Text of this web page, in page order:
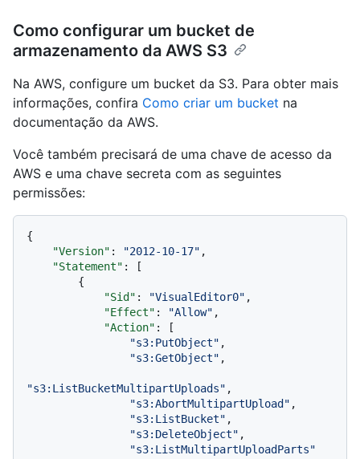
Como configurar um bucket de
armazenamento da AWS S3
Na AWS, configure um bucket da S3. Para obter mais
informações, confira Como criar um bucket na
documentação da AWS.
Você também precisará de uma chave de acesso da
AWS e uma chave secreta com as seguintes
permissões:
{
"Version" : "2012-10-17" ,
"Statement" :
[
{
"Sid" : "VisualEditor0" ,
"Effect" : "Allow" ,
"Action" :
[
"s3:PutObject" ,
"s3:GetObject" ,
"s3:ListBucketMultipartUploads" ,
"s3:AbortMultipartUpload" ,
"s3:ListBucket" ,
"s3:DeleteObject" ,
"s3:ListMultipartUploadParts"